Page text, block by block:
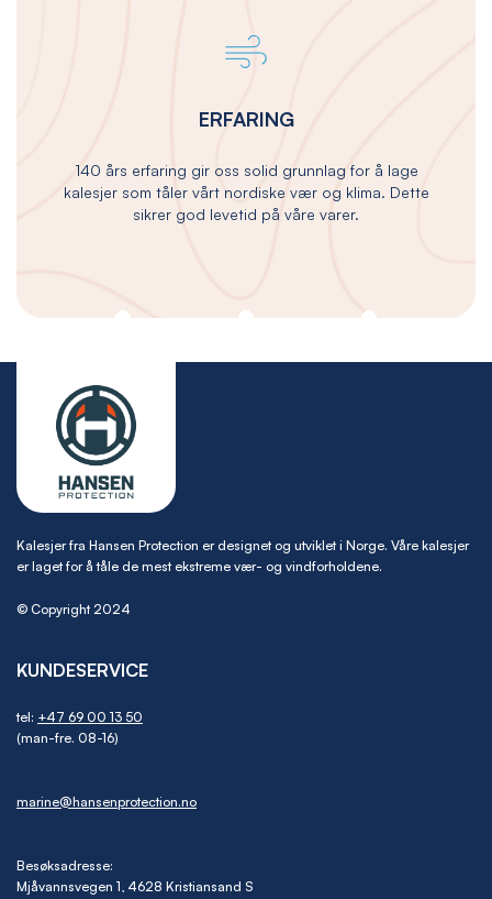
ERFARING
140 års erfaring gir oss solid grunnlag for å lage
kalesjer som tåler vårt nordiske vær og klima. Dette
sikrer god levetid på våre varer.
Kalesjer fra Hansen Protection er designet og utviklet i Norge. Våre kalesjer
er laget for å tåle de mest ekstreme vær- og vindforholdene.
© Copyright 2024
KUNDESERVICE
tel: +47 69 00 13 50
(man-fre. 08-16)
marine@hansenprotection.no
Besøksadresse:
Mjåvannsvegen 1, 4628 Kristiansand S